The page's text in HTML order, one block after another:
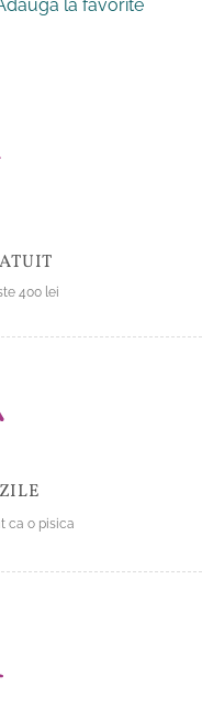
la favorite
400 lei
ca o pisica